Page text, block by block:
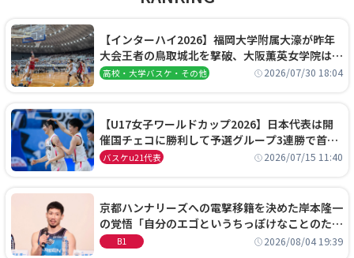
【インターハイ2026】福岡大学附属大濠が昨年
大会王者の鳥取城北を撃破、大阪薫英女学院は岐
阜女子に完勝、大会3日目試合結果
高校・大学バスケ・その他 2026/07/30 18:04
【U17女子ワールドカップ2026】日本代表は開
催国チェコに勝利して予選グループ3連勝で首位
通過！準々決勝の相手はエジプトに決定
バスケu21代表 2026/07/15 11:40
京都ハンナリーズへの電撃移籍を決めた岸本隆一
の覚悟「自分のエゴというちっぽけなことのため
に、京都に来たわけではない」
B1 2026/08/04 19:39